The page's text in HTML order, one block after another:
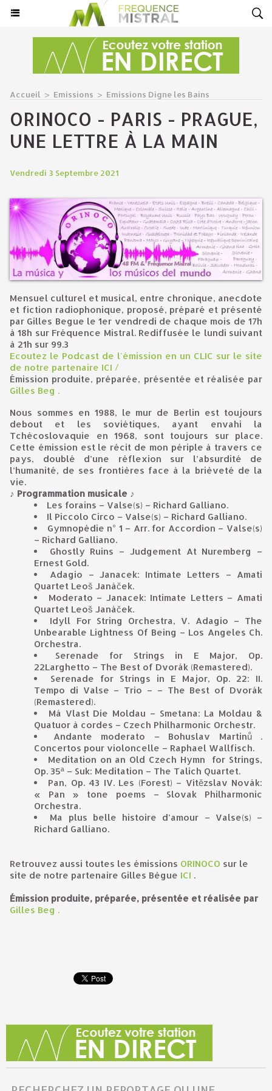
Accueil > Emissions > Emissions Digne les Bains
ORINOCO - PARIS - PRAGUE,
UNE LETTRE À LA MAIN
Vendredi 3 Septembre 2021
Mensuel culturel et musical, entre chronique, anecdote
et fiction radiophonique, proposé, préparé et présenté
par Gilles Begue le 1er vendredi de chaque mois de 17h
à 18h sur Fréquence Mistral. Rediffusée le lundi suivant
à 21h sur 99.3
Ecoutez le Podcast de l'émission en un CLIC sur le site
de notre partenaire ICI /
Émission produite, préparée, présentée et réalisée par
Gilles Beg .
Nous sommes en 1988, le mur de Berlin est toujours
debout et les soviétiques, ayant envahi la
Tchécoslovaquie en 1968, sont toujours sur place.
Cette émission est le récit de mon périple à travers ce
pays, doublé d’une réflexion sur l’absurdité de
l’humanité, de ses frontières face à la brièveté de la
vie.
♪ Programmation musicale ♪
Les forains – Valse(s) – Richard Galliano.
Il Piccolo Circo – Valse(s) – Richard Galliano.
Gymnopédie n° 1 – Arr. for Accordion – Valse(s)
– Richard Galliano.
Ghostly Ruins – Judgement At Nuremberg –
Ernest Gold.
Adagio – Janacek: Intimate Letters – Amati
Quartet Leoš Janáček.
Moderato – Janacek: Intimate Letters – Amati
Quartet Leoš Janáček.
Idyll For String Orchestra, V. Adagio – The
Unbearable Lightness Of Being – Los Angeles Ch.
Orchestra.
Serenade for Strings in E Major, Op.
22Larghetto – The Best of Dvorák (Remastered).
Serenade for Strings in E Major, Op. 22: II.
Tempo di Valse – Trio – – The Best of Dvorák
(Remastered).
Má Vlast Die Moldau – Smetana: La Moldau &
Quatuor à cordes – Czech Philharmonic Orchestr.
Andante moderato – Bohuslav Martinů .
Concertos pour violoncelle – Raphael Wallfisch.
Meditation on an Old Czech Hymn for Strings,
Op. 35ª – Suk: Meditation – The Talich Quartet.
Pan, Op. 43 IV. Les (Forest) – Vítězslav Novák:
« Pan » tone poems – Slovak Philharmonic
Orchestra.
Ma plus belle histoire d’amour – Valse(s) –
Richard Galliano.
Retrouvez aussi toutes les émissions ORINOCO sur le
site de notre partenaire Gilles Bègue ICI .
Émission produite, préparée, présentée et réalisée par
Gilles Beg .